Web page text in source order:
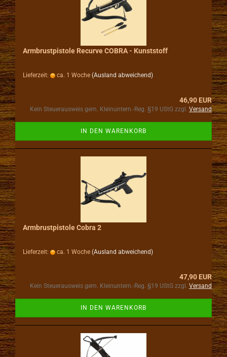
Armbrustpistole Recurve COBRA - Kunststoff
Lieferzeit: ca. 1 Woche (Ausland abweichend)
46,90 EUR
Kein Steuerausweis gem. Kleinuntern.-Reg. §19 UStG zzgl. Versand
IN DEN WARENKORB
Armbrustpistole Cobra 2
Lieferzeit: ca. 1 Woche (Ausland abweichend)
47,90 EUR
Kein Steuerausweis gem. Kleinuntern.-Reg. §19 UStG zzgl. Versand
IN DEN WARENKORB